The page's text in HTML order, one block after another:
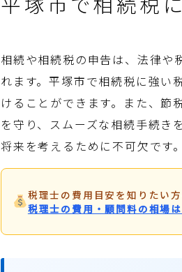
相続や相続税の申告は、法律や
れます。平塚市で相続税に強い
けることができます。また、節
を守り、スムーズな相続手続き
将来を考えるために不可欠です。
税理士の費用目安を知りたい
税理士の費用・顧問料の相場